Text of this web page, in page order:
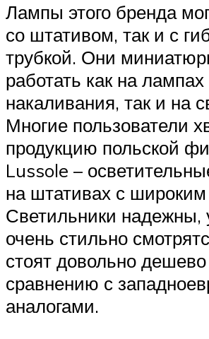
Лампы этого бренда
со штативом, так и с
трубкой. Они
работать как на лампах
накаливания, так и на
Многие пользователи
продукцию польской
Lussole –
на штативах с
Светильники надежны,
очень стильно
стоят довольно
сравнению с
аналогами.